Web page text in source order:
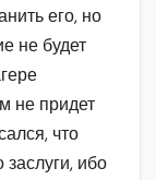
его, но
не будет
не придет
что
ибо